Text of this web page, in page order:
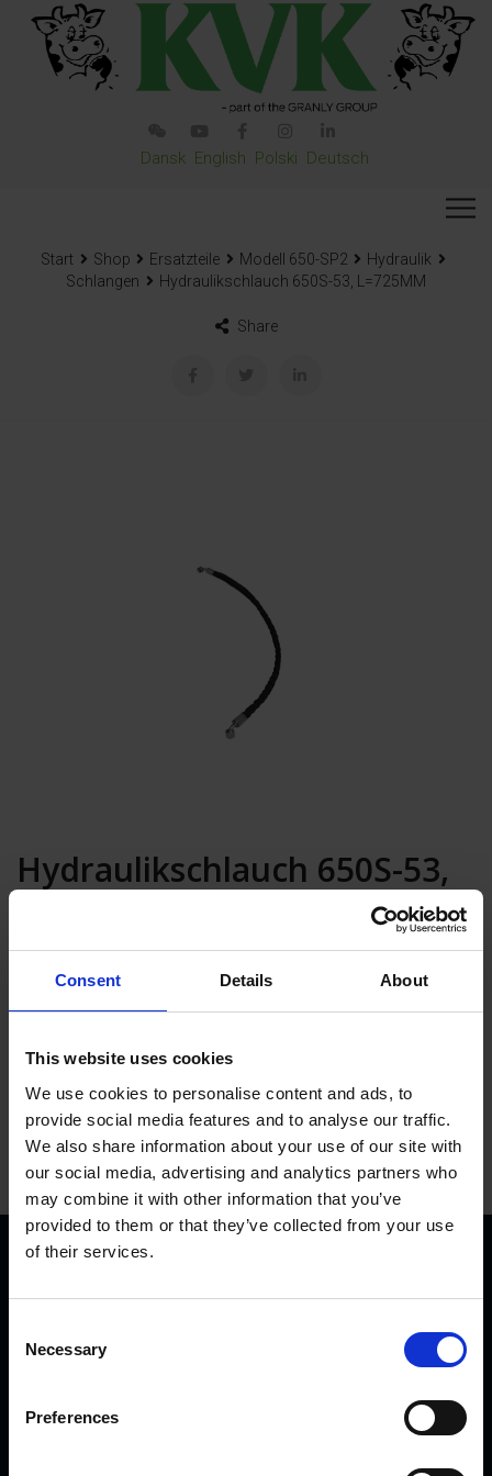
Consent Details About
This website uses cookies
We use cookies to personalise content and ads, to
provide social media features and to analyse our traffic.
We also share information about your use of our site with
our social media, advertising and analytics partners who
may combine it with other information that you’ve
provided to them or that they’ve collected from your use
of their services.
Necessary
Preferences
Dansk English Polski Deutsch
Start Shop Ersatzteile Modell 650-SP2
Hydraulik
Schlangen
Hydraulikschlauch 650S-53, L=725MM
Share
Hydraulikschlauch 650S-53,
In den Warenkorb
KVK Hydra Klov ist ein modernes Unternehmen, welches
sich der Konstruktion und Herstellung von